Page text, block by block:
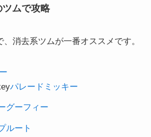
ムで攻略
、消去系ツムが一番オススメです。
パレードミッキー
グーフィー
ルート